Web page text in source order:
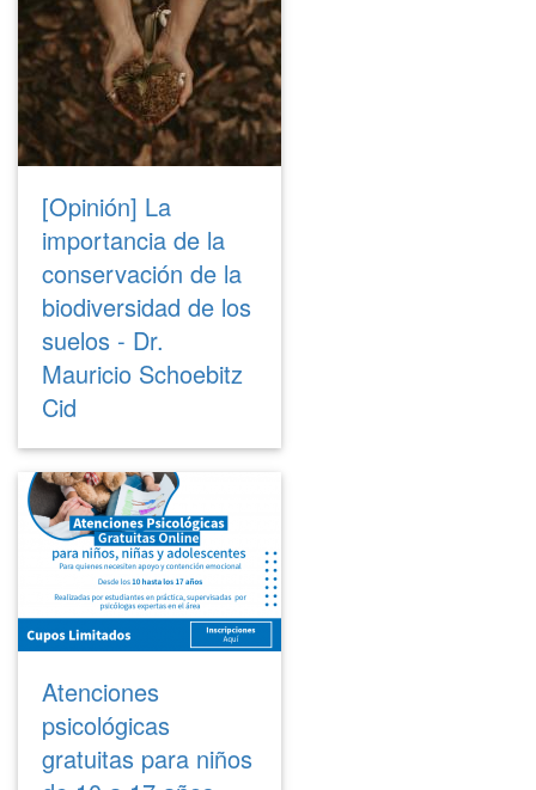
[Opinión] La
importancia de la
conservación de la
biodiversidad de los
suelos - Dr.
Mauricio Schoebitz
Cid
Atenciones
psicológicas
gratuitas para niños